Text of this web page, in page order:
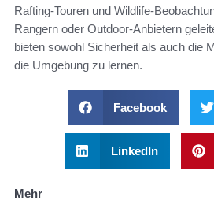
Rafting-Touren und Wildlife-
Rangern oder Outdoor-Anbietern
bieten sowohl Sicherheit als auch die
die Umgebung zu lernen.
Facebook
LinkedIn
Mehr